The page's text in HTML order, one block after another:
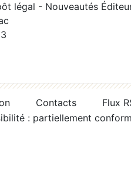
légal - Nouveautés
Contacts
Flux
: partiellement